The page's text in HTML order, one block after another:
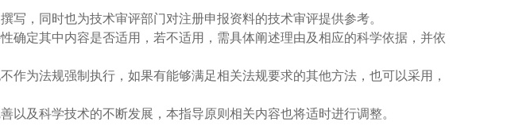
，同时也为技术审评部门对注册申报资料的技术审评提供参考。
确定其中内容是否适用，若不适用，需具体阐述理由及相应的科学依据，并依
为法规强制执行，如果有能够满足相关法规要求的其他方法，也可以采用，
及科学技术的不断发展，本指导原则相关内容也将适时进行调整。